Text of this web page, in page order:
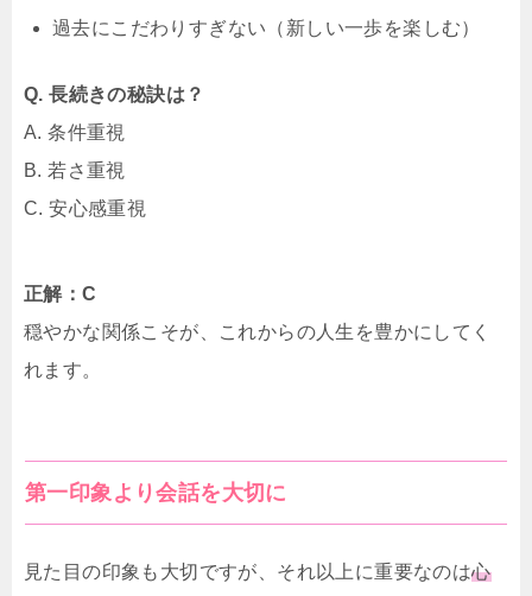
過去にこだわりすぎない（新しい一歩を楽しむ）
Q. 長続きの秘訣は？
A. 条件重視
B. 若さ重視
C. 安心感重視
正解：C
穏やかな関係こそが、これからの人生を豊かにしてく
れます。
第一印象より会話を大切に
見た目の印象も大切ですが、それ以上に重要なのは心